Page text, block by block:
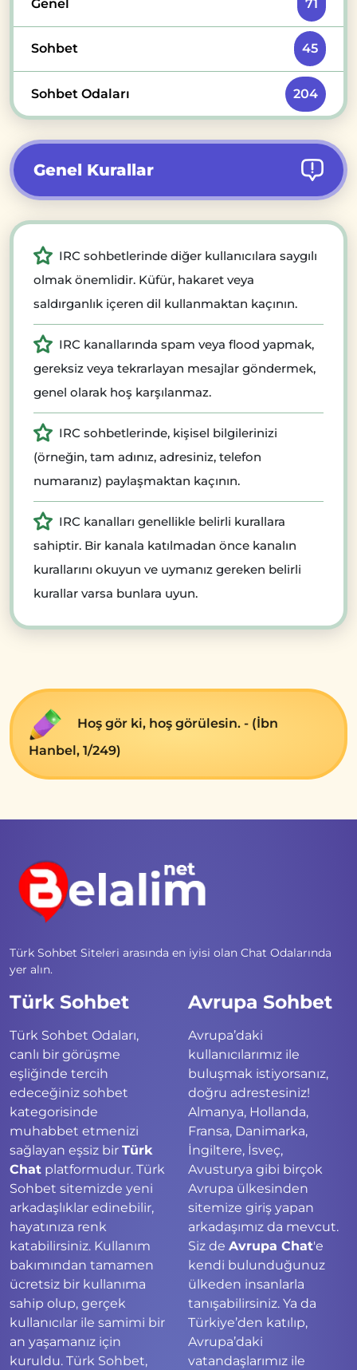
Genel 71
Sohbet 45
Sohbet Odaları 204
Genel Kurallar
IRC sohbetlerinde diğer kullanıcılara saygılı
olmak önemlidir. Küfür, hakaret veya
saldırganlık içeren dil kullanmaktan kaçının.
IRC kanallarında spam veya flood yapmak,
gereksiz veya tekrarlayan mesajlar göndermek,
genel olarak hoş karşılanmaz.
IRC sohbetlerinde, kişisel bilgilerinizi
(örneğin, tam adınız, adresiniz, telefon
numaranız) paylaşmaktan kaçının.
IRC kanalları genellikle belirli kurallara
sahiptir. Bir kanala katılmadan önce kanalın
kurallarını okuyun ve uymanız gereken belirli
kurallar varsa bunlara uyun.
Hoş gör ki, hoş görülesin. - (İbn
Hanbel, 1/249)
Türk Sohbet Siteleri arasında en iyisi olan Chat Odalarında
yer alın.
Türk Sohbet
Türk Sohbet Odaları,
canlı bir görüşme
eşliğinde tercih
edeceğiniz sohbet
kategorisinde
muhabbet etmenizi
sağlayan eşsiz bir Türk
Chat platformudur. Türk
Sohbet sitemizde yeni
arkadaşlıklar edinebilir,
hayatınıza renk
katabilirsiniz. Kullanım
bakımından tamamen
ücretsiz bir kullanıma
sahip olup, gerçek
kullanıcılar ile samimi bir
an yaşamanız için
kuruldu. Türk Sohbet,
Avrupa Sohbet
Avrupa’daki
kullanıcılarımız ile
buluşmak istiyorsanız,
doğru adrestesiniz!
Almanya, Hollanda,
Fransa, Danimarka,
İngiltere, İsveç,
Avusturya gibi birçok
Avrupa ülkesinden
sitemize giriş yapan
arkadaşımız da mevcut.
Siz de Avrupa Chat'e
kendi bulunduğunuz
ülkeden insanlarla
tanışabilirsiniz. Ya da
Türkiye’den katılıp,
Avrupa’daki
vatandaşlarımız ile